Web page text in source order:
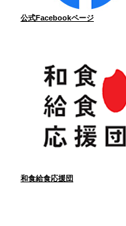
公式Facebookページ
和食給食応援団